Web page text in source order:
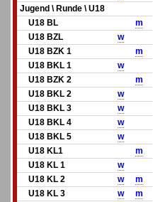
Jugend \ Runde \ U18
U18 BL
m
U18 BZL
w
U18 BZK 1
m
U18 BKL 1
w
U18 BZK 2
m
U18 BKL 2
w
U18 BKL 3
w
U18 BKL 4
w
U18 BKL 5
w
U18 KL1
m
U18 KL 1
w
U18 KL 2
w
m
U18 KL 3
w
m